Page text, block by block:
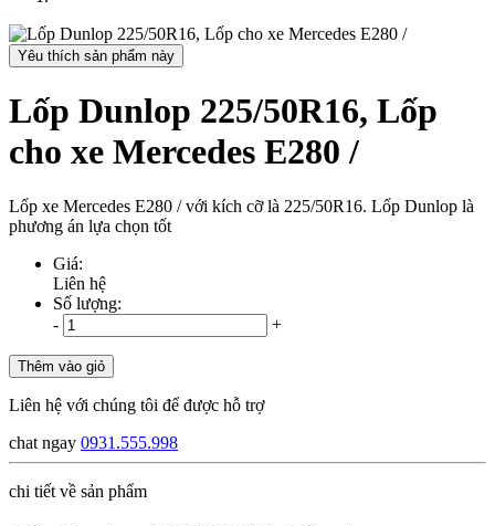
Yêu thích sản phẩm này
Lốp Dunlop 225/50R16, Lốp
cho xe Mercedes E280 /
Lốp xe Mercedes E280 / với kích cỡ là 225/50R16. Lốp Dunlop là
phương án lựa chọn tốt
Giá:
Liên hệ
Số lượng:
-
+
Thêm vào giỏ
Liên hệ với chúng tôi để được hỗ trợ
chat ngay 0931.555.998
chi tiết về sản phẩm